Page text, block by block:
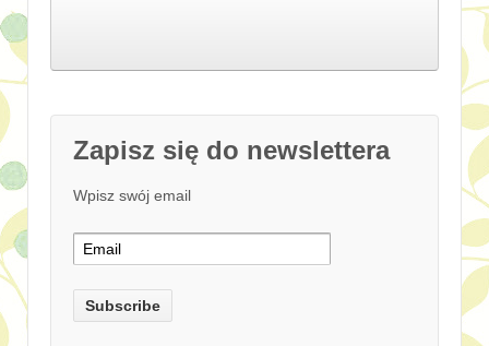
Zapisz się do newslettera
Wpisz swój email